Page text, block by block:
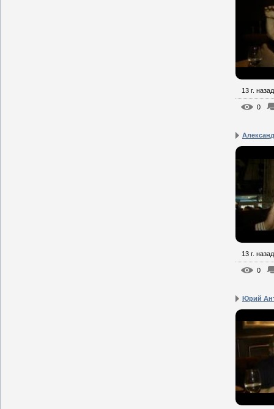
13 г. назад
0
13 г. назад
0
Юрий